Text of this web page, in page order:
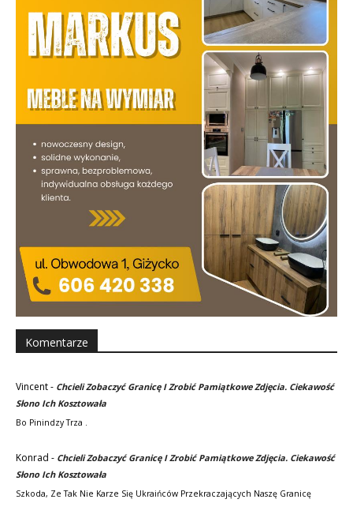
Komentarze
Vincent- Chcieli Zobaczyć Granicę I Zrobić Pamiątkowe Zdjęcia. Ciekawość
Słono Ich Kosztowała
Bo Pinindzy Trza .
Konrad - Chcieli Zobaczyć Granicę I Zrobić Pamiątkowe Zdjęcia. Ciekawość
Słono Ich Kosztowała
Szkoda, Ze Tak Nie Karze Się Ukraińców Przekraczających Naszę Granicę